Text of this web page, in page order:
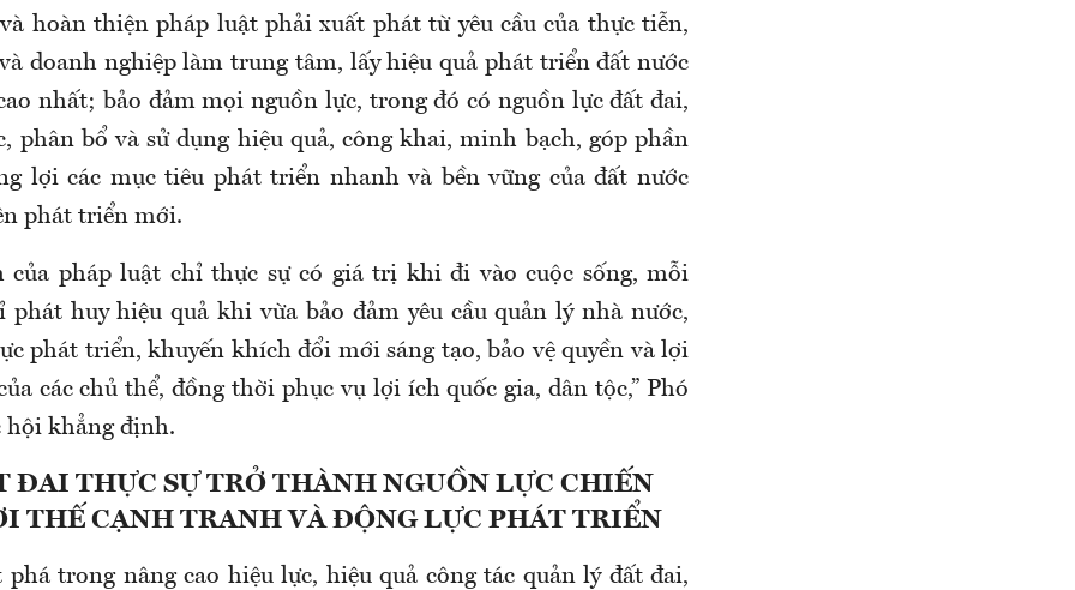
hoàn thiện pháp luật phải xuất phát từ yêu cầu của thực tiễn,
doanh nghiệp làm trung tâm, lấy hiệu quả phát triển đất nước
nhất; bảo đảm mọi nguồn lực, trong đó có nguồn lực đất đai,
phân bổ và sử dụng hiệu quả, công khai, minh bạch, góp phần
lợi các mục tiêu phát triển nhanh và bền vững của đất nước
phát triển mới.
của pháp luật chỉ thực sự có giá trị khi đi vào cuộc sống, mỗi
phát huy hiệu quả khi vừa bảo đảm yêu cầu quản lý nhà nước,
phát triển, khuyến khích đổi mới sáng tạo, bảo vệ quyền và lợi
các chủ thể, đồng thời phục vụ lợi ích quốc gia, dân tộc,” Phó
hội khẳng định.
ĐAI THỰC SỰ TRỞ THÀNH NGUỒN LỰC CHIẾN
THẾ CẠNH TRANH VÀ ĐỘNG LỰC PHÁT TRIỂN
trong nâng cao hiệu lực, hiệu quả công tác quản lý đất đai,